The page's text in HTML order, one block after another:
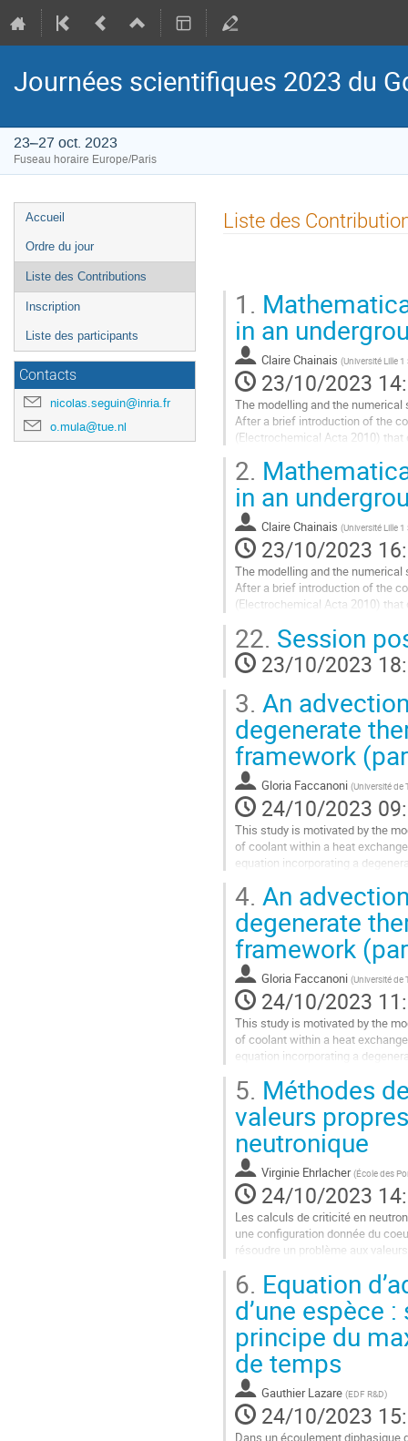
Journées scientifiques 2023 du
23–27 oct. 2023
Fuseau horaire Europe/Paris
Menu
de
l'événement
Accueil
Ordre du jour
Liste des Contributions
Inscription
Liste des participants
Contacts
nicolas.seguin@inria.fr
o.mula@tue.nl
Liste des
1.
in an
Claire Chainais (Université Lille
23/10/2023
The modelling and the
After a brief introduction of the
(Electrochemical Acta 2010)
Aller
à
la
page
de
la
contribution
2.
in an
Claire Chainais (Université Lille
23/10/2023
The modelling and the
After a brief introduction of the
(Electrochemical Acta 2010)
Aller
à
page
de
la
contribution
22. Session
23/10/2023
3. An
degenerate
framework
Gloria Faccanoni (Université de
24/10/2023
This study is motivated by the
of coolant within a heat
equation incorporating a
Aller
à
la
page
de
la
contribution
4. An
degenerate
framework
Gloria Faccanoni (Université de
24/10/2023
This study is motivated by the
of coolant within a heat
equation incorporating a
Aller
à
page
de
la
contribution
5. Méthodes
valeurs
neutronique
Virginie Ehrlacher (École des
24/10/2023
Les calculs de criticité en
une configuration donnée du
résoudre un problème aux
Aller
à
page
de
la
contribution
6. Equation
d’une espèce
principe du
de temps
Gauthier Lazare (EDF R&D)
24/10/2023
Dans un écoulement diphasique